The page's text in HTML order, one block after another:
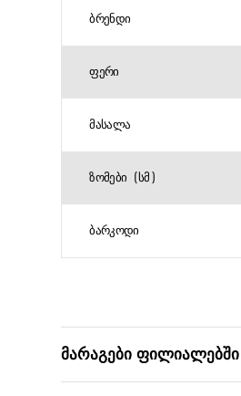
ᲑᲠᲔᲜᲓᲘ
ᲤᲔᲠᲘ
ᲛᲐᲡᲐᲚᲐ
ᲖᲝᲛᲔᲑᲘ (ᲡᲛ)
ᲑᲐᲠᲙᲝᲓᲘ
მარაგები ფილიალებში